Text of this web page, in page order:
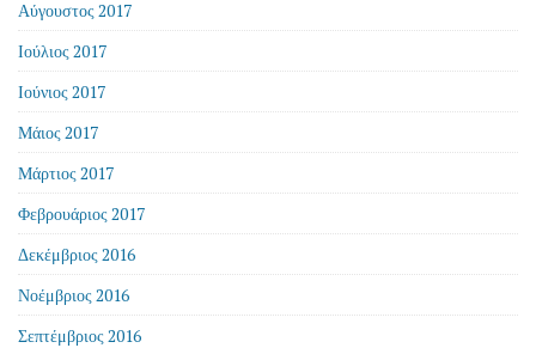
Αύγουστος 2017
Ιούλιος 2017
Ιούνιος 2017
Μάιος 2017
Μάρτιος 2017
Φεβρουάριος 2017
Δεκέμβριος 2016
Νοέμβριος 2016
Σεπτέμβριος 2016